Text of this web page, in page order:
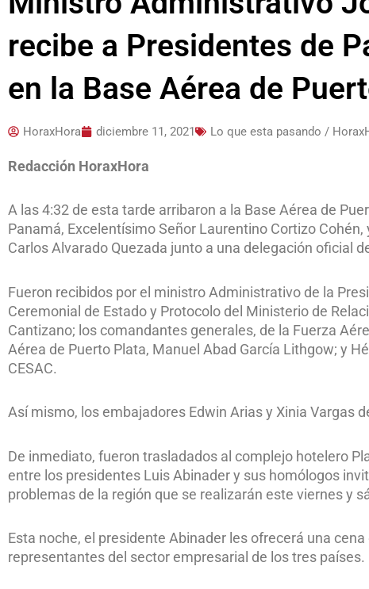
recibe a Presidentes de
en la Base Aérea de
HoraxHora diciembre 11, 2021 Lo que esta pasando /
Redacción HoraxHora
A las 4:32 de esta tarde arribaron a la Base Aérea de
Panamá, Excelentísimo Señor Laurentino Cortizo
Carlos Alvarado Quezada junto a una delegación oficial
Fueron recibidos por el ministro Administrativo de la
Ceremonial de Estado y Protocolo del Ministerio de
Cantizano; los comandantes generales, de la Fuerza
Aérea de Puerto Plata, Manuel Abad García Lithgow; y
CESAC.
Así mismo, los embajadores Edwin Arias y Xinia Vargas
De inmediato, fueron trasladados al complejo hotelero
entre los presidentes Luis Abinader y sus homólogos
problemas de la región que se realizarán este viernes y
Esta noche, el presidente Abinader les ofrecerá una
representantes del sector empresarial de los tres países.